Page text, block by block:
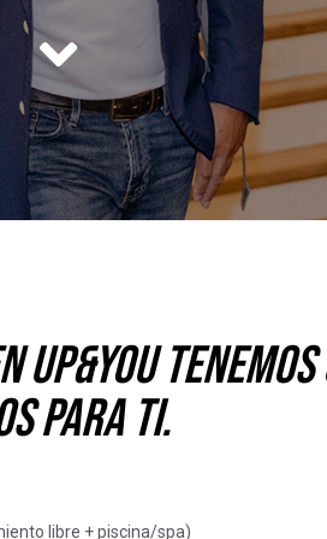
up&you tenemos
para ti.
libre + piscina/spa)